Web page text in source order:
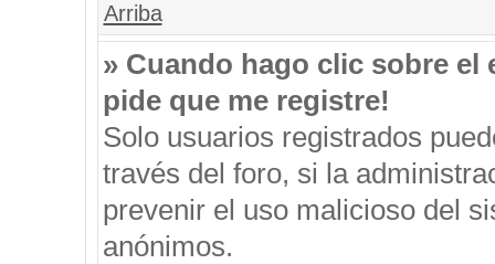
Arriba
» Cuando hago clic sobre el
pide que me registre!
Solo usuarios registrados
través del foro, si la
prevenir el uso malicioso del
anónimos.